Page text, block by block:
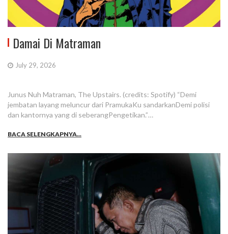
Damai Di Matraman
July 29, 2026
Junus Nuh Matraman, The Upstairs. (credits: Spotify) “Demi
jembatan layang meluncur dari PramukaKu sandarkanDemi polisi
dan kantornya yang di seberangPengetikan.”…
BACA SELENGKAPNYA...